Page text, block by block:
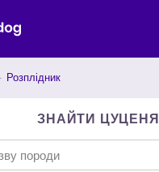
Розплідник
ЗНАЙТИ ЦУЦЕНЯ
породи